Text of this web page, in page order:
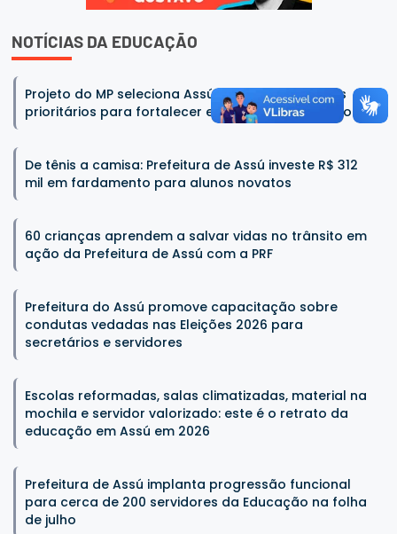
NOTÍCIAS DA EDUCAÇÃO
Projeto do MP seleciona Assú entre os municípios
prioritários para fortalecer educação especial no RN
De tênis a camisa: Prefeitura de Assú investe R$ 312
mil em fardamento para alunos novatos
60 crianças aprendem a salvar vidas no trânsito em
ação da Prefeitura de Assú com a PRF
Prefeitura do Assú promove capacitação sobre
condutas vedadas nas Eleições 2026 para
secretários e servidores
Escolas reformadas, salas climatizadas, material na
mochila e servidor valorizado: este é o retrato da
educação em Assú em 2026
Prefeitura de Assú implanta progressão funcional
para cerca de 200 servidores da Educação na folha
de julho